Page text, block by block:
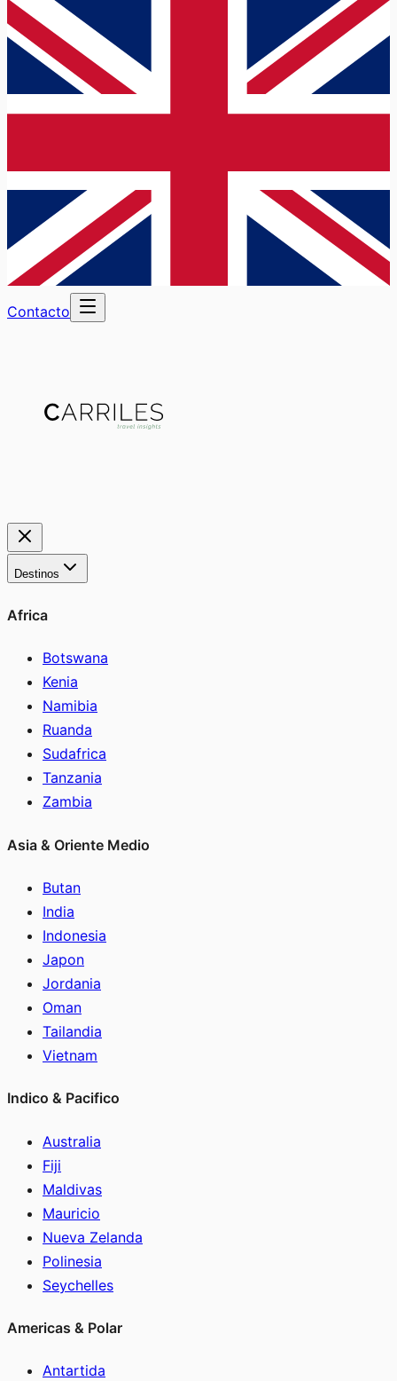
Contacto
Destinos
Africa
Botswana
Kenia
Namibia
Ruanda
Sudafrica
Tanzania
Zambia
Asia & Oriente Medio
Butan
India
Indonesia
Japon
Jordania
Oman
Tailandia
Vietnam
Indico & Pacifico
Australia
Fiji
Maldivas
Mauricio
Nueva Zelanda
Polinesia
Seychelles
Americas & Polar
Antartida